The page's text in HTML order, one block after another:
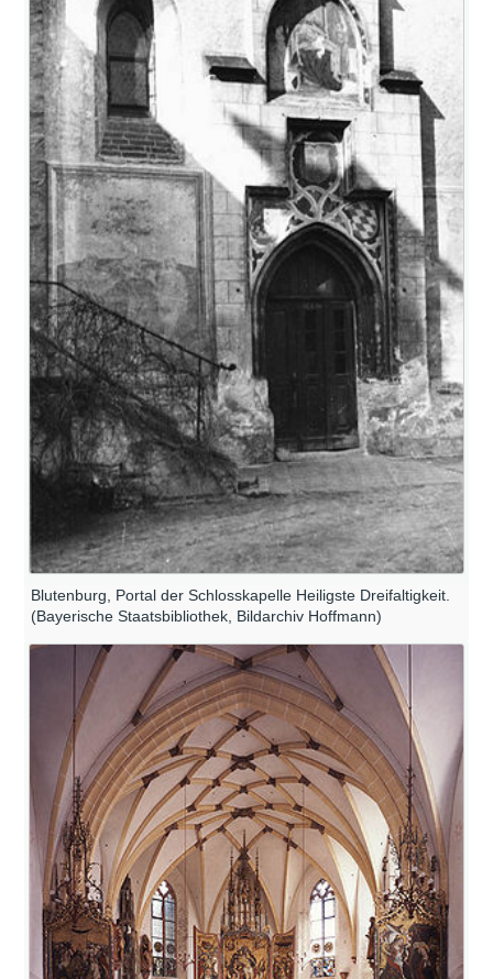
Blutenburg, Portal der Schlosskapelle Heiligste Dreifaltigkeit.
(Bayerische Staatsbibliothek, Bildarchiv Hoffmann)